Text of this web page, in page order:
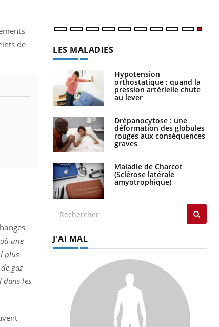
de
une
plus
gaz
dans les
LES MALADIES
Hypotension
orthostatique : quand la
pression artérielle chute
au lever
Drépanocytose : une
déformation des globules
rouges aux conséquences
graves
Maladie de Charcot
(Sclérose latérale
amyotrophique)
J'AI MAL